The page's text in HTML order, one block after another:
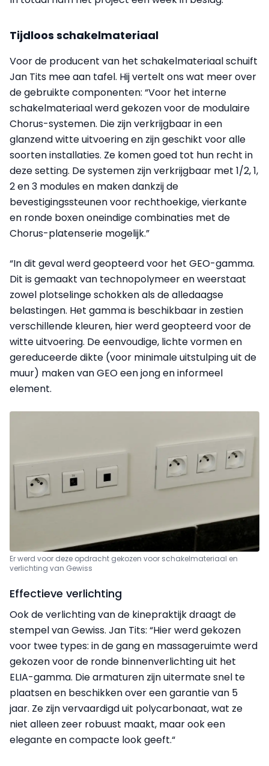
Tijdloos schakelmateriaal
Voor de producent van het schakelmateriaal schuift
Jan Tits mee aan tafel. Hij vertelt ons wat meer over
de gebruikte componenten: “Voor het interne
schakelmateriaal werd gekozen voor de modulaire
Chorus-sys­temen. Die zijn verkrijgbaar in een
glanzend witte uitvoering en zijn geschikt voor alle
soorten installaties. Ze komen goed tot hun recht in
deze setting. De systemen zijn verkrijgbaar met 1/2, 1,
2 en 3 modules en maken dankzij de
bevestigingssteunen voor rechthoekige, vierkante
en ronde boxen oneindige combinaties met de
Chorus-platenserie mogelijk.”
“In dit geval werd geopteerd voor het GEO-gamma.
Dit is gemaakt van technopolymeer en weerstaat
zowel plotselinge schokken als de alledaagse
belastingen. Het gamma is beschikbaar in zestien
verschillende kleuren, hier werd geopteerd voor de
witte uitvoering. De eenvoudige, lichte vormen en
gereduceerde dikte (voor minimale uitstulping uit de
muur) maken van GEO een jong en informeel
element.
Er werd voor deze opdracht gekozen voor schakelmateriaal en
verlichting van Gewiss
Effectieve verlichting
Ook de verlichting van de kinepraktijk draagt de
stempel van Gewiss. Jan Tits: “Hier werd gekozen
voor twee types: in de gang en massageruimte werd
gekozen voor de ronde binnenverlichting uit het
ELIA-gamma. Die armaturen zijn uitermate snel te
plaatsen en beschikken over een garantie van 5
jaar. Ze zijn vervaardigd uit polycarbonaat, wat ze
niet alleen zeer robuust maakt, maar ook een
elegante en compacte look geeft.“